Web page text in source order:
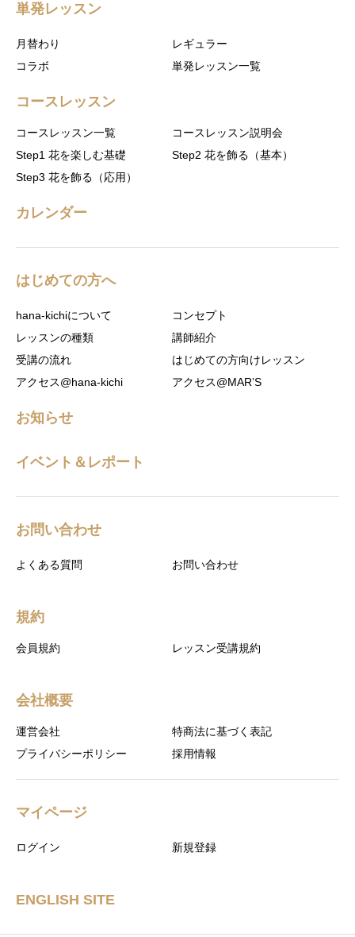
単発レッスン
月替わり
レギュラー
コラボ
単発レッスン一覧
コースレッスン
コースレッスン一覧
コースレッスン説明会
Step1 花を楽しむ基礎
Step2 花を飾る（基本）
Step3 花を飾る（応用）
カレンダー
はじめての方へ
hana-kichiについて
コンセプト
レッスンの種類
講師紹介
受講の流れ
はじめての方向けレッスン
アクセス@hana-kichi
アクセス@MAR’S
お知らせ
イベント＆レポート
お問い合わせ
よくある質問 お問い合わせ
規約
会員規約 レッスン受講規約
会社概要
運営会社
特商法に基づく表記
プライバシーポリシー
採用情報
マイページ
ログイン 新規登録
ENGLISH SITE